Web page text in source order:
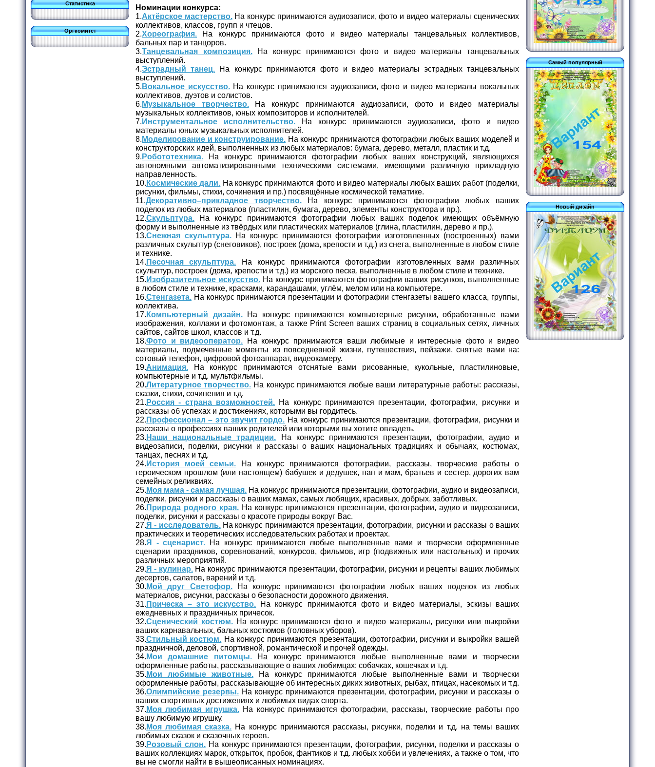
Статистика
Оргкомитет
Номинации конкурса:
1.Актёрское мастерство.На конкурс принимаются аудиозаписи, фото и видео материалы сценических
коллективов, классов, групп и чтецов.
2.Хореография. На конкурс принимаются фото и видео материалы танцевальных коллективов,
бальных пар и танцоров.
3.Танцевальная композиция.На конкурс принимаются фото и видео материалы танцевальных
выступлений.
4.Эстрадный танец. На конкурс принимаются фото и видео материалы эстрадных танцевальных
выступлений.
5. Вокальное искусство.На конкурс принимаются аудиозаписи, фото и видео материалы вокальных
коллективов, дуэтов и солистов.
6. Музыкальное творчество.На конкурс принимаются аудиозаписи, фото и видео материалы
музыкальных коллективов, юных композиторов и исполнителей.
7. Инструментальное исполнительство.На конкурс принимаются аудиозаписи, фото и видео
материалы юных музыкальных исполнителей.
8. Моделирование и конструирование. На конкурс принимаются фотографии любых ваших моделей и
конструкторских идей, выполненных из любых материалов: бумага, дерево, металл, пластик и т.д.
9. Робототехника. На конкурс принимаются фотографии любых ваших конструкций, являющихся
автономными автоматизированными техническими системами, имеющими различную прикладную
направленность.
10. Космические дали. На конкурс принимаются фото и видео материалы любых ваших работ (поделки,
рисунки, фильмы, стихи, сочинения и пр.) посвящённые космической тематике.
11.Декоративно–прикладное творчество.На конкурс принимаются фотографии любых ваших
поделок из любых материалов (пластилин, бумага, дерево, элементы конструктора и пр.).
12.Скульптура. На конкурс принимаются фотографии любых ваших поделок имеющих объёмную
форму и выполненные из твёрдых или пластических материалов (глина, пластилин, дерево и пр.).
13.Снежная скульптура.На конкурс принимаются фотографии изготовленных (построенных) вами
различных скульптур (снеговиков), построек (дома, крепости и т.д.) из снега, выполненные в любом стиле
и технике.
14. Песочная скульптура. На конкурс принимаются фотографии изготовленных вами различных
скульптур, построек (дома, крепости и т.д.) из морского песка, выполненные в любом стиле и технике.
15. Изобразительное искусство.На конкурс принимаются фотографии ваших рисунков, выполненные
в любом стиле и технике, красками, карандашами, углём, мелом или на компьютере.
16.Стенгазета. На конкурс принимаются презентации и фотографии стенгазеты вашего класса, группы,
коллектива.
17. Компьютерный дизайн.На конкурс принимаются компьютерные рисунки, обработанные вами
изображения, коллажи и фотомонтаж, а также Print Screen ваших страниц в социальных сетях, личных
сайтов, сайтов школ, классов и т.д.
18.Фото и видеооператор. На конкурс принимаются ваши любимые и интересные фото и видео
материалы, подмеченные моменты из повседневной жизни, путешествия, пейзажи, снятые вами на:
сотовый телефон, цифровой фотоаппарат, видеокамеру.
19.Анимация. На конкурс принимаются отснятые вами рисованные, кукольные, пластилиновые,
компьютерные и т.д. мультфильмы.
20.Литературное творчество. На конкурс принимаются любые ваши литературные работы: рассказы,
сказки, стихи, сочинения и т.д.
21. Россия - страна возможностей.На конкурс принимаются презентации, фотографии, рисунки и
рассказы об успехах и достижениях, которыми вы гордитесь.
22. Профессионал – это звучит гордо. На конкурс принимаются презентации, фотографии, рисунки и
рассказы о профессиях ваших родителей или которыми вы хотите овладеть.
23. Наши национальные традиции. На конкурс принимаются презентации, фотографии, аудио и
видеозаписи, поделки, рисунки и рассказы о ваших национальных традициях и обычаях, костюмах,
танцах, песнях и т.д.
24. История моей семьи. На конкурс принимаются фотографии, рассказы, творческие работы о
героическом прошлом (или настоящем) бабушек и дедушек, пап и мам, братьев и сестер, дорогих вам
семейных реликвиях.
25. Моя мама - самая лучшая. На конкурс принимаются презентации, фотографии, аудио и видеозаписи,
поделки, рисунки и рассказы о ваших мамах, самых любящих, красивых, добрых, заботливых.
26. Природа родного края. На конкурс принимаются презентации, фотографии, аудио и видеозаписи,
поделки, рисунки и рассказы о красоте природы вокруг Вас.
27.Я - исследователь.На конкурс принимаются презентации, фотографии, рисунки и рассказы о ваших
практических и теоретических исследовательских работах и проектах.
28.Я - сценарист. На конкурс принимаются любые выполненные вами и творчески оформленные
сценарии праздников, соревнований, конкурсов, фильмов, игр (подвижных или настольных) и прочих
различных мероприятий.
29.Я - кулинар.На конкурс принимаются презентации, фотографии, рисунки и рецепты ваших любимых
десертов, салатов, варений и т.д.
30. Мой друг Светофор.На конкурс принимаются фотографии любых ваших поделок из любых
материалов, рисунки, рассказы о безопасности дорожного движения.
31. Прическа – это искусство. На конкурс принимаются фото и видео материалы, эскизы ваших
ежедневных и праздничных причесок.
32.Сценический костюм. На конкурс принимаются фото и видео материалы, рисунки или выкройки
ваших карнавальных, бальных костюмов (головных уборов).
33.Стильный костюм. На конкурс принимаются презентации, фотографии, рисунки и выкройки вашей
праздничной, деловой, спортивной, романтической и прочей одежды.
34. Мои домашние питомцы.На конкурс принимаются любые выполненные вами и творчески
оформленные работы, рассказывающие о ваших любимцах: собачках, кошечках и т.д.
35. Мои любимые животные. На конкурс принимаются любые выполненные вами и творчески
оформленные работы, рассказывающие об интересных диких животных, рыбах, птицах, насекомых и т.д.
36.Олимпийские резервы. На конкурс принимаются презентации, фотографии, рисунки и рассказы о
ваших спортивных достижениях и любимых видах спорта.
37. Моя любимая игрушка.На конкурс принимаются фотографии, рассказы, творческие работы про
вашу любимую игрушку.
38. Моя любимая сказка. На конкурс принимаются рассказы, рисунки, поделки и т.д. на темы ваших
любимых сказок и сказочных героев.
39. Розовый слон.На конкурс принимаются презентации, фотографии, рисунки, поделки и рассказы о
ваших коллекциях марок, открыток, пробок, фантиков и т.д. любых хобби и увлечениях, а также о том, что
вы не смогли найти в вышеописанных номинациях.
Самый популярный
Новый дизайн